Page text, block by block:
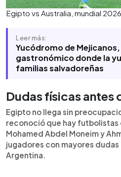
Egipto vs Australia, mundial 2026
Leer más:
Yucódromo de
gastronómico donde la
familias salvadoreñas
Dudas físicas antes
Egipto no llega sin
reconoció que hay futbolistas
Mohamed Abdel Moneim y
jugadores con mayores
Argentina.